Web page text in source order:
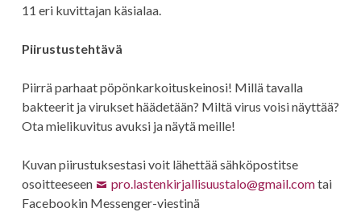
11 eri kuvittajan käsialaa.
Piirustustehtävä
Piirrä parhaat pöpönkarkoituskeinosi! Millä tavalla
bakteerit ja virukset häädetään? Miltä virus voisi näyttää?
Ota mielikuvitus avuksi ja näytä meille!
Kuvan piirustuksestasi voit lähettää sähköpostitse
osoitteeseen
pro.lastenkirjallisuustalo@gmail.comtai
Facebookin Messenger-viestinä